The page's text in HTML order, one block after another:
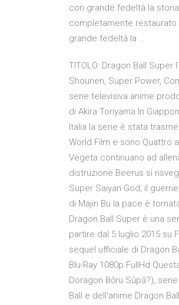
con grande fedeltà la storia
completamente restaurato
grande fedeltà la …
TITOLO: Dragon Ball Super
Shounen, Super Power,
serie televisiva anime
di Akira Toriyama.In
Italia la serie è stata
World Film e sono Quattro
Vegeta continuano ad
distruzione Beerus si
Super Saiyan God, il
di Majin Bu la pace è
Dragon Ball Super è una
partire dal 5 luglio 2015 su
sequel ufficiale di Dragon
Blu-Ray 1080p FullHd
Doragon Bōru Sūpā?),
Ball e dell'anime Dragon